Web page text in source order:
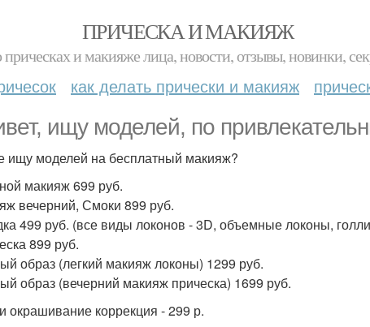
ПРИЧЕСКА И МАКИЯЖ
и макияже лица, новости, отзывы, новинки,
как делать прически и макияж
ищу моделей, по
ищу моделей на бесплатный макияж?
макияж 699 руб.
вечерний, Смоки 899 руб.
499 руб. (все виды локонов - 3D, объемные локоны,
899 руб.
образ (легкий макияж локоны) 1299 руб.
образ (вечерний макияж прическа) 1699 руб.
окрашивание коррекция - 299 р.